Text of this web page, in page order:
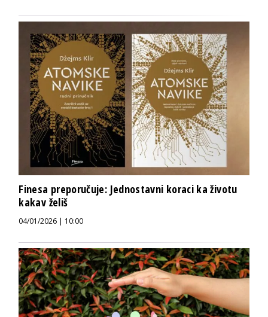
Finesa preporučuje: Jednostavni koraci ka životu
kakav želiš
04/01/2026 | 10:00